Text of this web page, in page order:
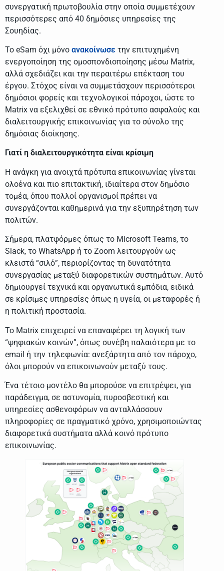
συνεργατική πρωτοβουλία στην οποία συμμετέχουν
περισσότερες από 40 δημόσιες υπηρεσίες της
Σουηδίας.
Το eSam όχι μόνο ανακοίνωσε την επιτυχημένη
ενεργοποίηση της ομοσπονδιοποίησης μέσω Matrix,
αλλά σχεδιάζει και την περαιτέρω επέκταση του
έργου. Στόχος είναι να συμμετάσχουν περισσότεροι
δημόσιοι φορείς και τεχνολογικοί πάροχοι, ώστε το
Matrix να εξελιχθεί σε εθνικό πρότυπο ασφαλούς και
διαλειτουργικής επικοινωνίας για το σύνολο της
δημόσιας διοίκησης.
Γιατί η διαλειτουργικότητα είναι κρίσιμη
Η ανάγκη για ανοιχτά πρότυπα επικοινωνίας γίνεται
ολοένα και πιο επιτακτική, ιδιαίτερα στον δημόσιο
τομέα, όπου πολλοί οργανισμοί πρέπει να
συνεργάζονται καθημερινά για την εξυπηρέτηση των
πολιτών.
Σήμερα, πλατφόρμες όπως το Microsoft Teams, το
Slack, το WhatsApp ή το Zoom λειτουργούν ως
κλειστά “σιλό”, περιορίζοντας τη δυνατότητα
συνεργασίας μεταξύ διαφορετικών συστημάτων. Αυτό
δημιουργεί τεχνικά και οργανωτικά εμπόδια, ειδικά
σε κρίσιμες υπηρεσίες όπως η υγεία, οι μεταφορές ή
η πολιτική προστασία.
Το Matrix επιχειρεί να επαναφέρει τη λογική των
“ψηφιακών κοινών”, όπως συνέβη παλαιότερα με το
email ή την τηλεφωνία: ανεξάρτητα από τον πάροχο,
όλοι μπορούν να επικοινωνούν μεταξύ τους.
Ένα τέτοιο μοντέλο θα μπορούσε να επιτρέψει, για
παράδειγμα, σε αστυνομία, πυροσβεστική και
υπηρεσίες ασθενοφόρων να ανταλλάσσουν
πληροφορίες σε πραγματικό χρόνο, χρησιμοποιώντας
διαφορετικά συστήματα αλλά κοινό πρότυπο
επικοινωνίας.